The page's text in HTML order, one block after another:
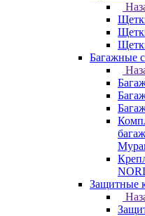
Багажные
Защитные